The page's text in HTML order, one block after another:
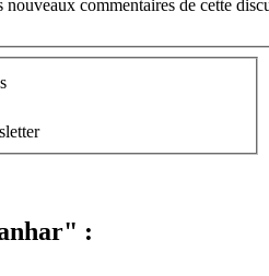
nouveaux commentaires de cette
: